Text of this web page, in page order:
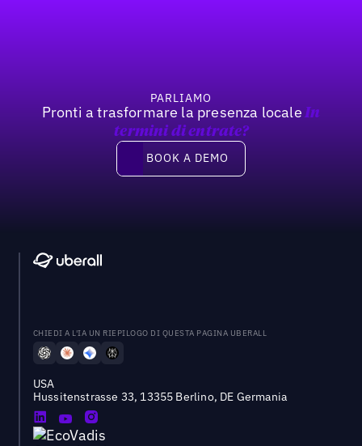
PARLIAMO
Pronti a trasformare la presenza locale In
termini di entrate?
Book a demo
BOOK A DEMO
CHIEDI A L'IA UN RIEPILOGO DI QUESTA PAGINA UBERALL
USA
Hussitenstrasse 33, 13355 Berlino, DE Germania